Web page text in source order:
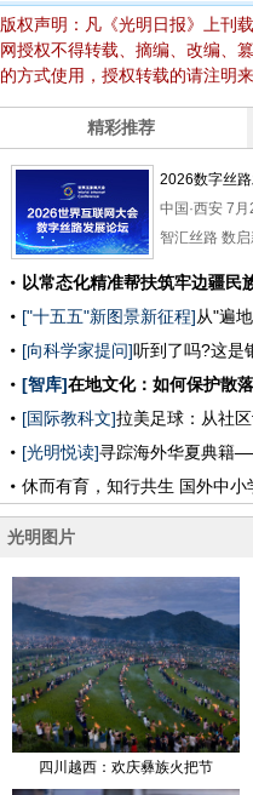
版权声明：凡《光明日报》上刊
网授权不得转载、摘编、改编、
的方式使用，授权转载的请注明来